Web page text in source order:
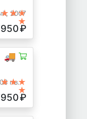
2007
★
₽
🚚
г.в.
★
₽